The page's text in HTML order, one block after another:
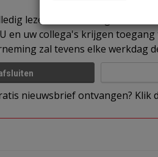
lezen omdat u nog niet bent
en uw collega's krijgen
zal tevens elke werkdag
nieuwsbrief ontvangen? Klik